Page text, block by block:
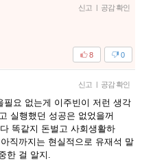
신고 | 공감 확인
0
8
신고 | 공감 확인
요 없는게 이주빈이 저런 생각
실행했던 성공은 없었을꺼
똑같지 돈벌고 사회생활하
직까지는 현실적으로 유재석 말
한 걸 알지.